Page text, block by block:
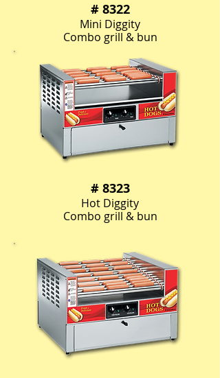
# 8322
Mini Diggity
Combo grill & bun
# 8323
Hot Diggity
Combo grill & bun